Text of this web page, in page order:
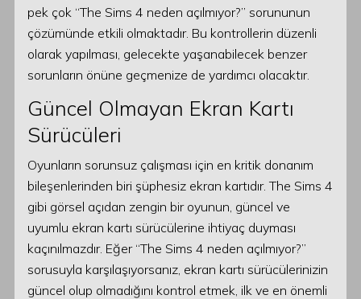
pek çok “The Sims 4 neden açılmıyor?” sorununun
çözümünde etkili olmaktadır. Bu kontrollerin düzenli
olarak yapılması, gelecekte yaşanabilecek benzer
sorunların önüne geçmenize de yardımcı olacaktır.
Güncel Olmayan Ekran Kartı
Sürücüleri
Oyunların sorunsuz çalışması için en kritik donanım
bileşenlerinden biri şüphesiz ekran kartıdır. The Sims 4
gibi görsel açıdan zengin bir oyunun, güncel ve
uyumlu ekran kartı sürücülerine ihtiyaç duyması
kaçınılmazdır. Eğer “The Sims 4 neden açılmıyor?”
sorusuyla karşılaşıyorsanız, ekran kartı sürücülerinizin
güncel olup olmadığını kontrol etmek, ilk ve en önemli